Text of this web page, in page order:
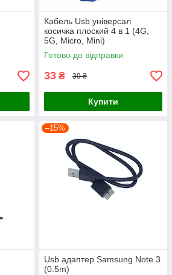
Кабель Usb універсал
косичка плоский 4 в 1 (4G,
5G, Micro, Mini)
Готово до відправки
33 ₴ 39 ₴
Купити
–15%
Usb адаптер Samsung Note 3
(0.5m)